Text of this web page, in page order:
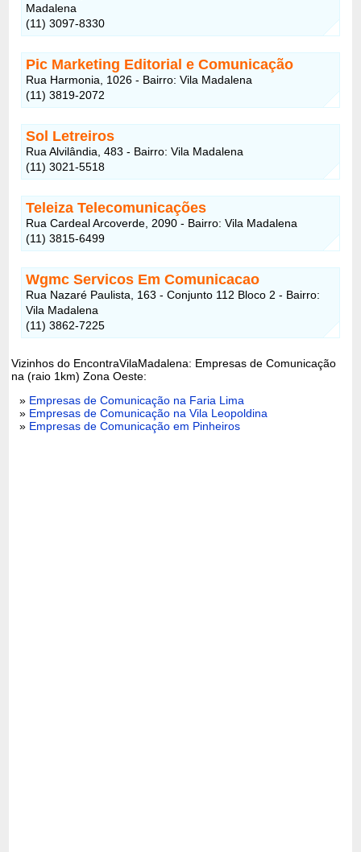
Madalena
(11) 3097-8330
Pic Marketing Editorial e Comunicação
Rua Harmonia, 1026 - Bairro: Vila Madalena
(11) 3819-2072
Sol Letreiros
Rua Alvilândia, 483 - Bairro: Vila Madalena
(11) 3021-5518
Teleiza Telecomunicações
Rua Cardeal Arcoverde, 2090 - Bairro: Vila Madalena
(11) 3815-6499
Wgmc Servicos Em Comunicacao
Rua Nazaré Paulista, 163 - Conjunto 112 Bloco 2 - Bairro:
Vila Madalena
(11) 3862-7225
Vizinhos do EncontraVilaMadalena: Empresas de Comunicação
na (raio 1km) Zona Oeste:
» Empresas de Comunicação na Faria Lima
» Empresas de Comunicação na Vila Leopoldina
» Empresas de Comunicação em Pinheiros